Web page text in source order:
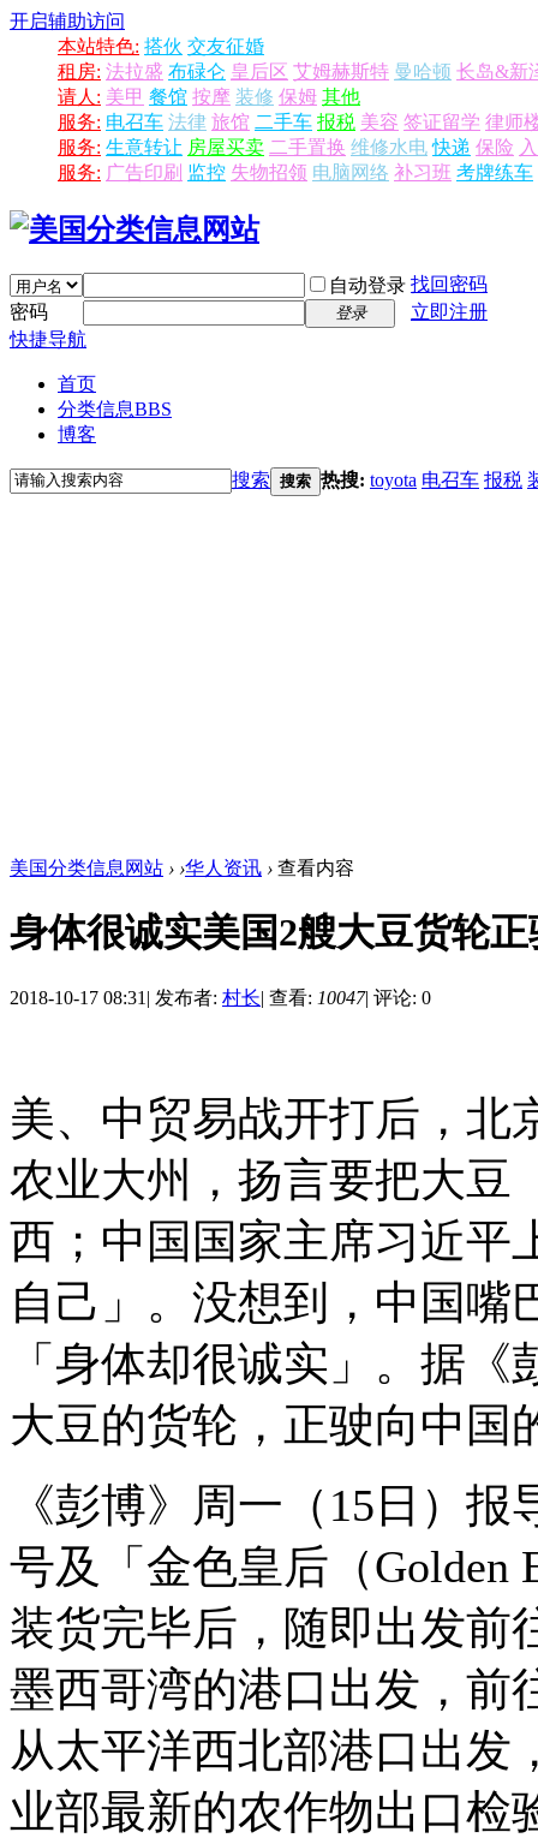
开启辅助访问
本站特色: 搭伙 交友征婚
租房: 法拉盛 布碌仑 皇后区 艾姆赫斯特 曼哈顿 长岛&新
请人: 美甲 餐馆 按摩 装修 保姆 其他
服务: 电召车 法律 旅馆 二手车 报税 美容 签证留学 律师
服务: 生意转让 房屋买卖 二手置换 维修水电 快递 保险
服务: 广告印刷 监控 失物招领 电脑网络 补习班 考牌练车
自动登录 找回密码
密码
登录
立即注册
快捷导航
首页
分类信息BBS
博客
搜索 搜索 热搜: toyota 电召车 报税
美国分类信息网站 › ›华人资讯 › 查看内容
身体很诚实美国2艘大豆货轮
2018-10-17 08:31 | 发布者: 村长| 查看: 10047| 评论: 0
美、中贸易战开打后，北
农业大州，扬言要把大豆
西；中国国家主席习近平
自己」。没想到，中国嘴
「身体却很诚实」。据
大豆的货轮，正驶向中国
《彭博》周一（15日）
号及「金色皇后（Golden
装货完毕后，随即出发前
墨西哥湾的港口出发，前
从太平洋西北部港口出发
业部最新的农作物出口检